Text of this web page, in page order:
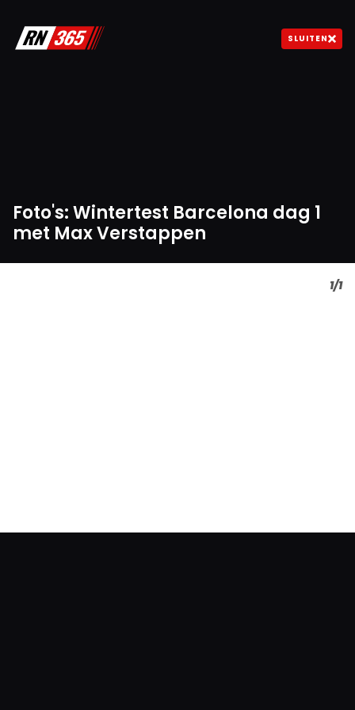
SLUITEN
Foto's: Wintertest Barcelona dag 1
met Max Verstappen
1/1